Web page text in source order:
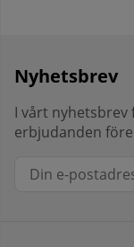
Nyhetsbrev
I vårt nyhetsbrev
erbjudanden